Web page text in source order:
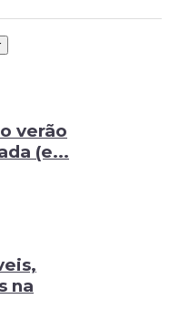
verão
(e...
na